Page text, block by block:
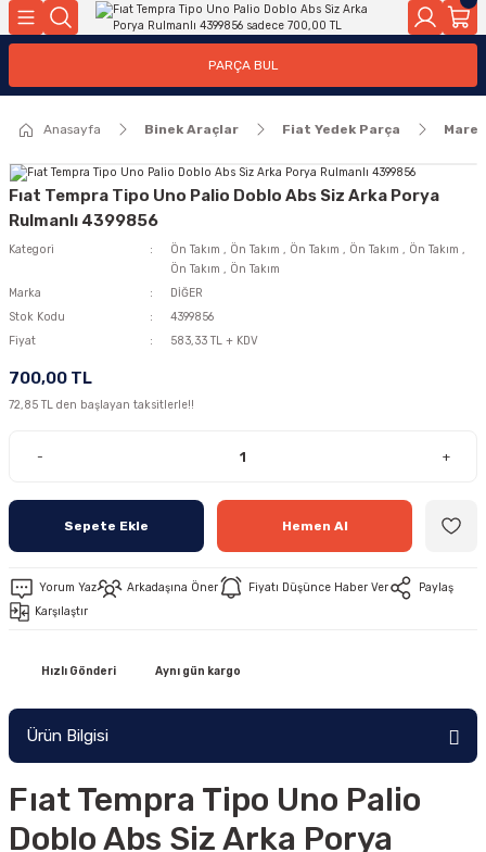
Geri Dön
Geri Dön
PARÇA BUL
Anasayfa Binek Araçlar Fiat Yedek Parça Marea
Fıat Tempra Tipo Uno Palio Doblo Abs Siz Arka Porya
Rulmanlı 4399856
Kategori Ön Takım , Ön Takım , Ön Takım , Ön Takım , Ön Takım ,
Ön Takım , Ön Takım
Marka
DİĞER
Stok Kodu
4399856
Fiyat
583,33 TL + KDV
700,00 TL
72,85 TL den başlayan taksitlerle!!
- +
Sepete Ekle Hemen Al
Yorum Yaz Arkadaşına Öner Fiyatı Düşünce Haber Ver
Paylaş
Karşılaştır
Hızlı Gönderi Aynı gün kargo
Ürün Bilgisi
Fıat Tempra Tipo Uno Palio
Doblo Abs Siz Arka Porya